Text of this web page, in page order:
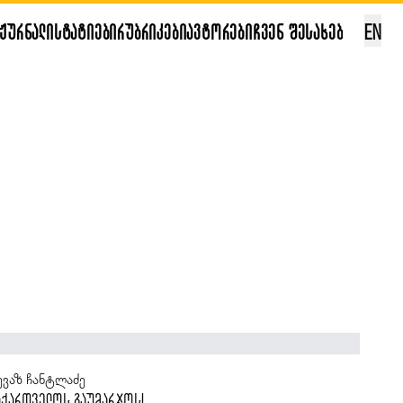
EN
ჟურნალისტატიებირუბრიკებიავტორებიჩვენ შესახებ
კალანდაძე